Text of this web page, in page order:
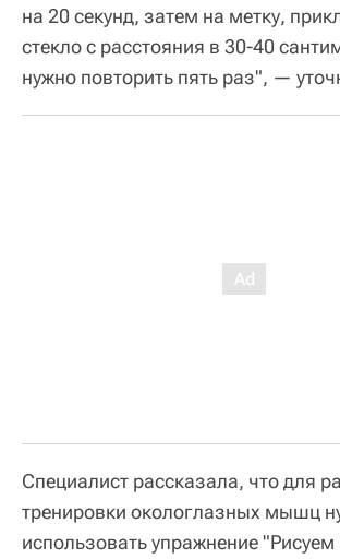
на 20 секунд, затем на метку,
стекло с расстояния в 30-40
нужно повторить пять раз", —
Специалист рассказала, что для
тренировки окологлазных мышц
использовать упражнение